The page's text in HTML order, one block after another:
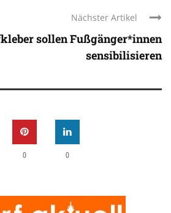
Nächster Artikel
sollen Fußgänger*innen
sensibilisieren
0 0